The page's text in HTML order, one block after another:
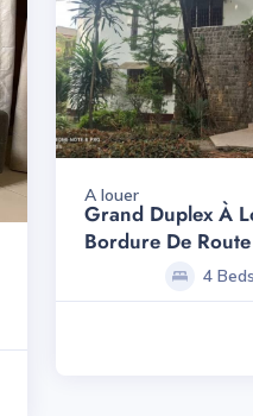
A louer
Grand Duplex À
Bordure De Route
4 Beds